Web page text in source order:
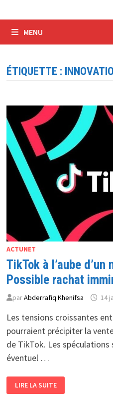
MENU
ÉTIQUETTE :
ACTUNET
TikTok à l’aube
Possible rachat
parAbderrafiq Khenifsa 14
Les tensions croissantes
pourraient précipiter la
de TikTok. Les
éventuel …
À
L’AUBE
LIRE LA SUITE